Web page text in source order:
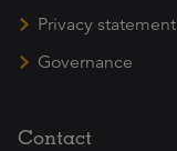
Privacy statement
Governance
Contact